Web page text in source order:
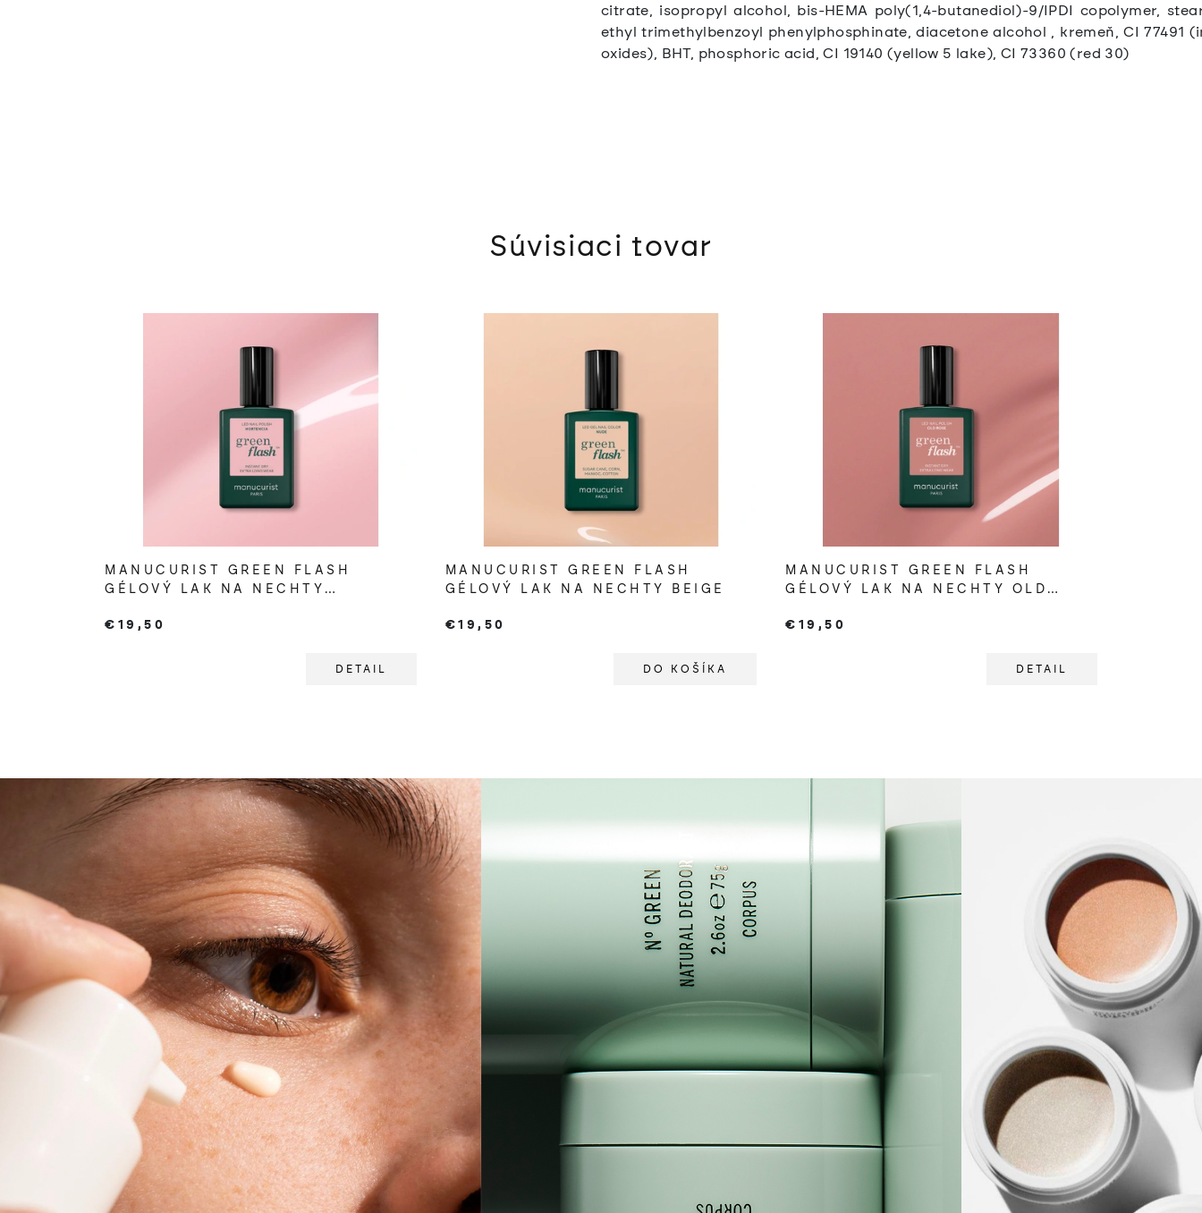
citrate, isopropyl alcohol, bis-HEMA poly(1,4-butanediol)-9/IPDI copolymer,
ethyl trimethylbenzoyl phenylphosphinate, diacetone alcohol , kremeň, CI 77491
oxides), BHT, phosphoric acid, CI 19140 (yellow 5 lake), CI 73360 (red 30)
Súvisiaci tovar
MANUCURIST GREEN FLASH
GÉLOVÝ LAK NA NECHTY
€19,50
DETAIL
MANUCURIST GREEN FLASH
GÉLOVÝ LAK NA NECHTY BEIGE
€19,50
DO KOŠÍKA
MANUCURIST GREEN FLASH
GÉLOVÝ LAK NA NECHTY OLD
€19,50
DETAIL